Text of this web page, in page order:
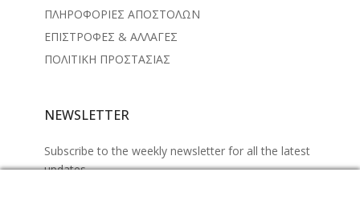
ΠΛΗΡΟΦΟΡΙΕΣ ΑΠΟΣΤΟΛΩΝ
ΕΠΙΣΤΡΟΦΕΣ & ΑΛΛΑΓΕΣ
ΠΟΛΙΤΙΚΗ ΠΡΟΣΤΑΣΙΑΣ
NEWSLETTER
Subscribe to the weekly newsletter for all the latest
updates